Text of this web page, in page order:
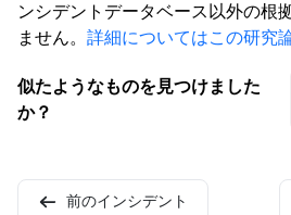
ンシデントデータベース以外の根
ません。 詳細についてはこの研究
似たようなものを見つけました
か？
前のインシデント